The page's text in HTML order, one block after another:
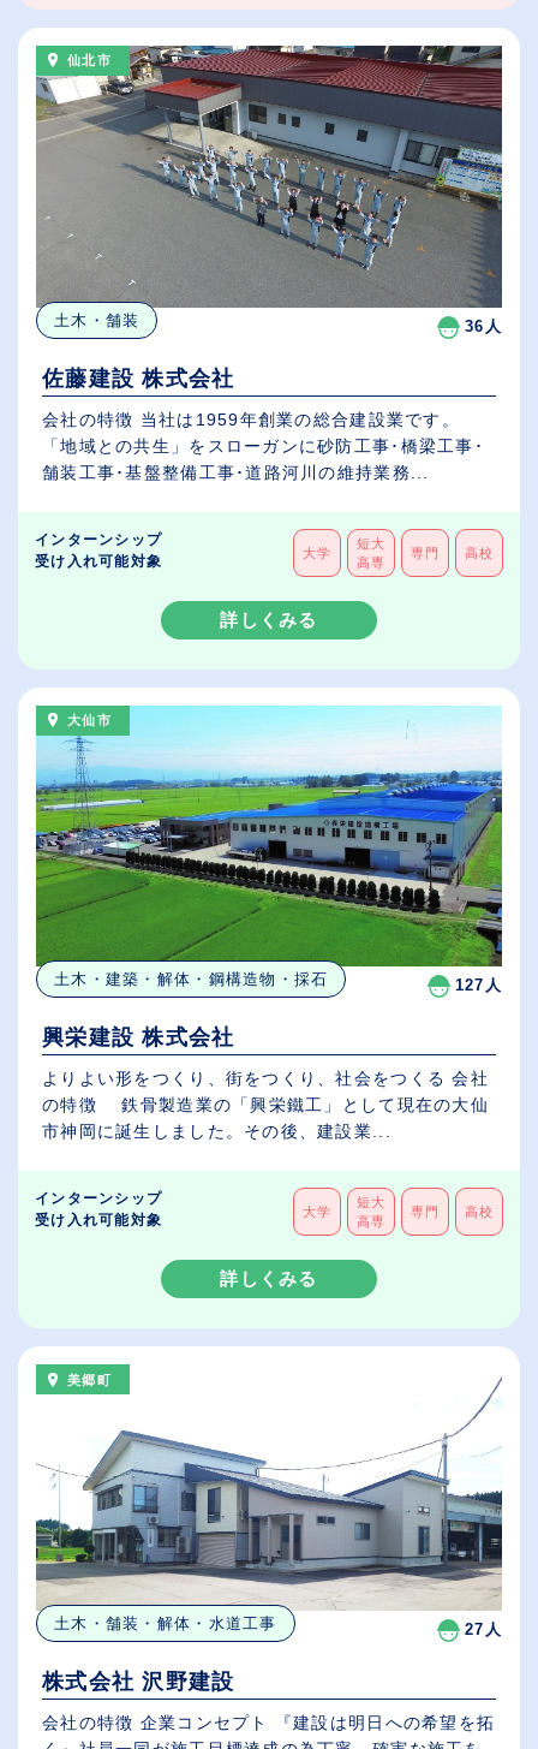
仙北市
土木・舗装 36人
佐藤建設 株式会社
会社の特徴 当社は1959年創業の総合建設業です。
「地域との共生」をスローガンに砂防工事･橋梁工事･
舗装工事･基盤整備工事･道路河川の維持業務...
インターンシップ
受け入れ可能対象
大学
短大
高専
専門 高校
詳しくみる
大仙市
土木・建築・解体・鋼構造物・採石 127人
興栄建設 株式会社
よりよい形をつくり、街をつくり、社会をつくる 会社
の特徴 鉄骨製造業の「興栄鐵工」として現在の大仙
市神岡に誕生しました。その後、建設業...
インターンシップ
受け入れ可能対象
大学
短大
高専
専門 高校
詳しくみる
美郷町
土木・舗装・解体・水道工事 27人
株式会社 沢野建設
会社の特徴 企業コンセプト 『建設は明日への希望を拓